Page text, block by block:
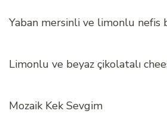
Yaban mersinli ve limonlu nefis
Limonlu ve beyaz çikolatalı
Mozaik Kek Sevgim